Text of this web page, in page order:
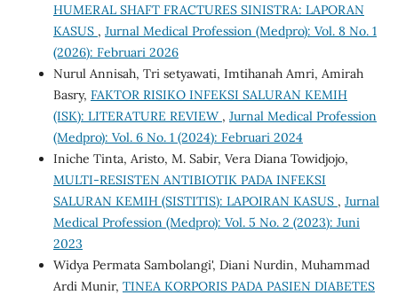
HUMERAL SHAFT FRACTURES SINISTRA: LAPORAN
KASUS , Jurnal Medical Profession (Medpro): Vol. 8 No. 1
(2026): Februari 2026
Nurul Annisah, Tri setyawati, Imtihanah Amri, Amirah
Basry, FAKTOR RISIKO INFEKSI SALURAN KEMIH
(ISK): LITERATURE REVIEW , Jurnal Medical Profession
(Medpro): Vol. 6 No. 1 (2024): Februari 2024
Iniche Tinta, Aristo, M. Sabir, Vera Diana Towidjojo,
MULTI-RESISTEN ANTIBIOTIK PADA INFEKSI
SALURAN KEMIH (SISTITIS): LAPOIRAN KASUS , Jurnal
Medical Profession (Medpro): Vol. 5 No. 2 (2023): Juni
2023
Widya Permata Sambolangi', Diani Nurdin, Muhammad
Ardi Munir, TINEA KORPORIS PADA PASIEN DIABETES